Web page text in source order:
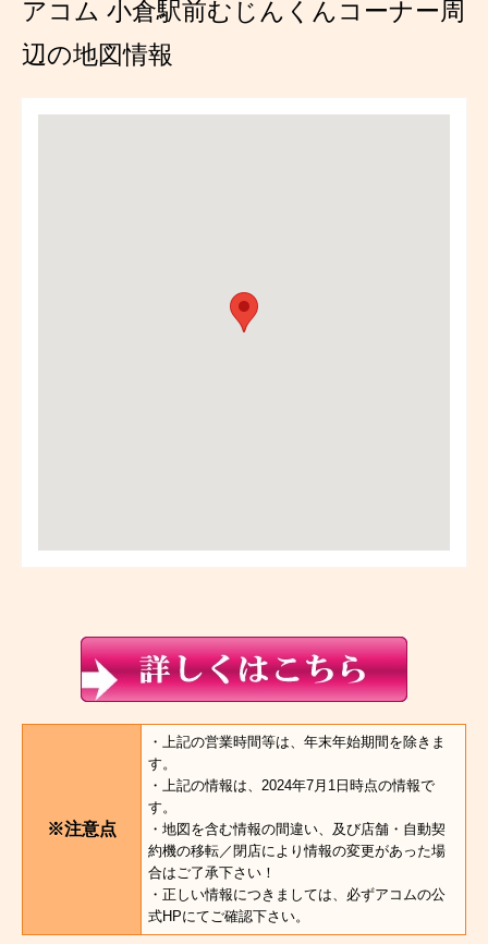
アコム 小倉駅前むじんくんコーナー周
辺の地図情報
※注意点
・上記の営業時間等は、年末年始期間を除きま
す。
・上記の情報は、2024年7月1日時点の情報で
す。
・地図を含む情報の間違い、及び店舗・自動契
約機の移転／閉店により情報の変更があった場
合はご了承下さい！
・正しい情報につきましては、必ずアコムの公
式HPにてご確認下さい。